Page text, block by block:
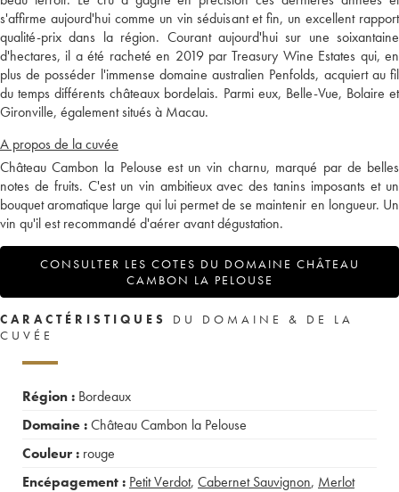
s'affirme aujourd'hui comme un vin séduisant et fin, un excellent rapport
qualité-prix dans la région. Courant aujourd'hui sur une soixantaine
d'hectares, il a été racheté en 2019 par Treasury Wine Estates qui, en
plus de posséder l'immense domaine australien Penfolds, acquiert au fil
du temps différents châteaux bordelais. Parmi eux, Belle-Vue, Bolaire et
Gironville, également situés à Macau.
A propos de la cuvée
Château Cambon la Pelouse est un vin charnu, marqué par de belles
notes de fruits. C'est un vin ambitieux avec des tanins imposants et un
bouquet aromatique large qui lui permet de se maintenir en longueur. Un
vin qu'il est recommandé d'aérer avant dégustation.
CONSULTER LES COTES DU DOMAINE CHÂTEAU
CAMBON LA PELOUSE
CARACTÉRISTIQUES
DU DOMAINE & DE LA
CUVÉE
Région : Bordeaux
Domaine :Château Cambon la Pelouse
Couleur : rouge
Encépagement : Petit Verdot, Cabernet Sauvignon, Merlot